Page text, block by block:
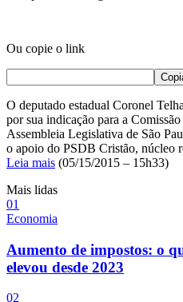
Ou copie o link
O deputado estadual Coronel
por sua indicação para a
Assembleia Legislativa de São
o apoio do PSDB Cristão, núcleo
Leia mais (05/15/2015 – 15h33)
Mais lidas
01
Economia
Aumento de impostos: o
elevou desde 2023
02